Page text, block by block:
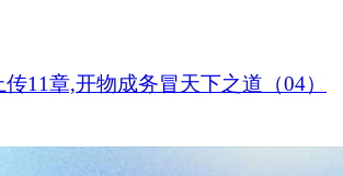
11章,开物成务冒天下之道（04）